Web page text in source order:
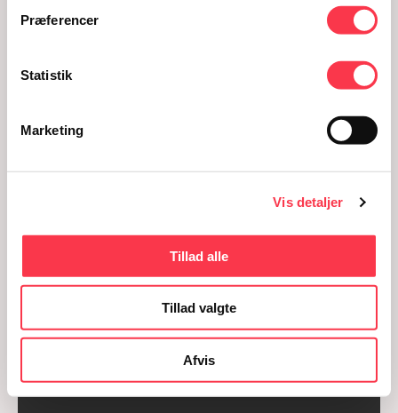
Præferencer
Statistik
Marketing
Vis detaljer
Tillad alle
Tillad valgte
Afvis